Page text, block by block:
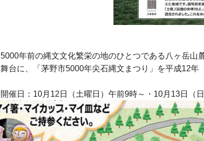
5000年前の縄文文化繁栄の地のひとつである八ヶ岳山
舞台に、「茅野市5000年尖石縄文まつり」を平成12年
開催日：10月12日（土曜日）午前9時～・10月13日（